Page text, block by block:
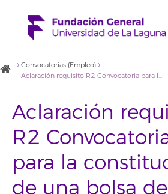
Convocatorias (Empleo)
Aclaración requisito R2 Convocatoria para la constitución de una bolsa de empleo de técnico/a jurista de selección y contratación de personal 2020BDE009 de la Fundación General Universidad de La Laguna
Aclaración
R2
para la
de una bolsa de